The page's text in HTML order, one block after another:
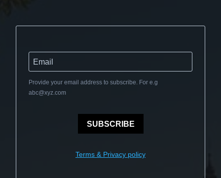
Provide your email address to subscribe. For e.g
abc@xyz.com
SUBSCRIBE
Terms & Privacy policy